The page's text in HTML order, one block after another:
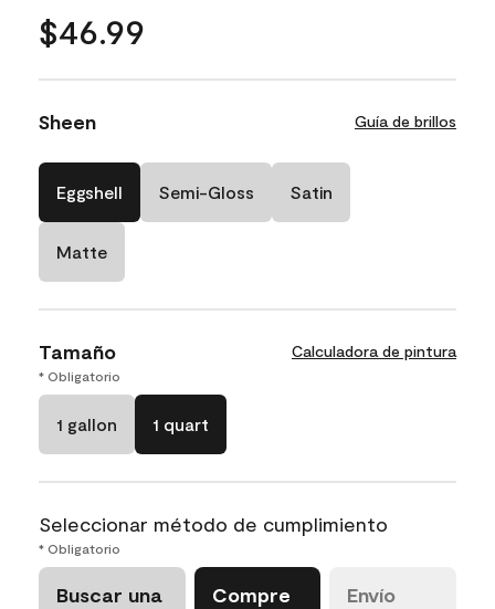
$46.99
Sheen Guía de brillos
Eggshell Semi-Gloss Satin
Matte
Tamaño Calculadora de pintura
* Obligatorio
1 gallon 1 quart
Seleccionar método de cumplimiento
* Obligatorio
Buscar una
Compre
Envío